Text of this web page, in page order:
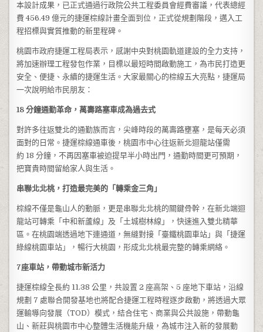
本設計成果，已正式通過行政院公共工程委員會經費審議，代表總經
費 456.49 億元的捷運棕線計畫全面到位，正式從規劃階段，邁入工
程招標與實質推動的新里程碑。
桃園市政府捷運工程局表示，感謝中央對桃園軌道建設的全力支持，
將加速辦理工程發包作業，目標以最短時間啟動施工，為市民打造更
安全、便捷、永續的捷運生活。大家最關心的棕線五大亮點，捷運局
一次說明給市民朋友：
18 分鐘通勤革命，萬壽路塞車成為過去式
對許多往返雙北的通勤族而言，尖峰時段的萬壽路壅塞，是每天必須
面對的日常。捷運棕線通車後，桃園市中心往返新北迴龍站僅需
約 18 分鐘，不再因塞車被迫提早半小時出門，通勤時間更可預期，
把寶貴時間留給家人與生活。
串聯北北桃，打造最完美的「轉乘金三角」
棕線不僅是龜山人的動脈，更是串聯北北桃的關鍵骨幹，在新北端迴
龍站可轉乘「中和新蘆線」及「土城樹林線」，快速進入雙北精華
區。在桃園端透過地下連通道，無縫對接「臺鐵桃園車站」與「捷運
綠線桃園車站」，暢行大桃園，形成北北桃最完整的轉乘網絡。
7座車站，帶動城市新活力
捷運棕線全長約 11.38 公里，共設置 2 座高架、5 座地下車站，沿線
規劃 7 處聯合開發基地也將配合捷運工程時程逐步啟動，將透過大眾
運輸導向發展（TOD）模式，結合住宅、商業與公共設施，帶動龜
山、新莊與桃園市中心整體生活機能升級，為城市注入新的發展動